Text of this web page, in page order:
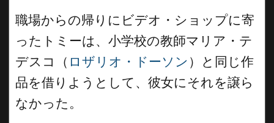
職場からの帰りにビデオ・ショップに寄
ったトミーは、小学校の教師マリア・テ
デスコ（ ロザリオ・ドーソン ）と同じ作
品を借りようとして、彼女にそれを譲ら
なかった。